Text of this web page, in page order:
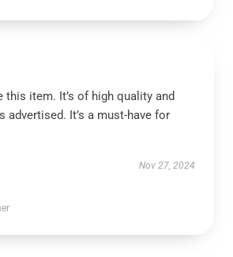
this item. It’s of high quality and
advertised. It’s a must-have for
Nov 27, 2024